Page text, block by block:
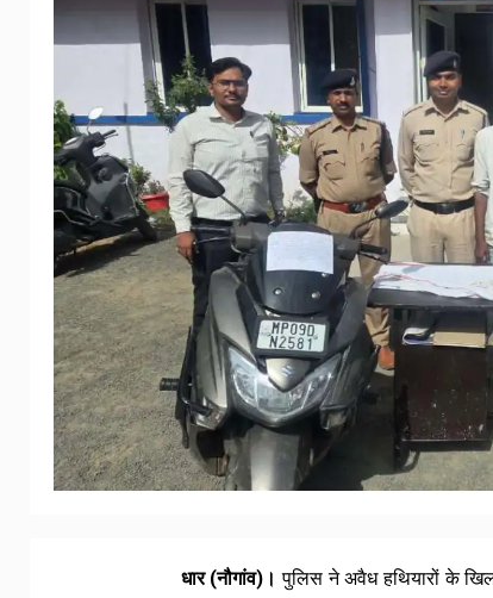
धार (नौगांव)। पुलिस ने अवैध हथियारों के